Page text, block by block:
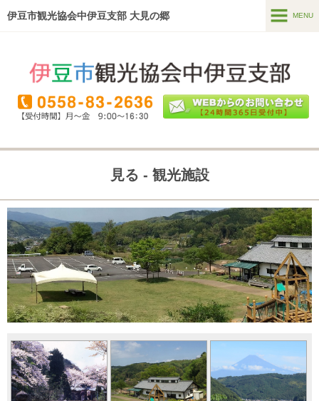
伊豆市観光協会中伊豆支部 大見の郷 MENU
ホーム
温泉・宿泊
直売所
(季多楽)
ガイドツアー
見る - 観光施設